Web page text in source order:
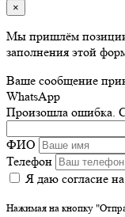
×
Мы пришлём
заполнения этой
Ваше сообщение
WhatsApp
Произошла ошибка.
ФИО
Телефон
Я даю согласие
Нажимая на кнопку